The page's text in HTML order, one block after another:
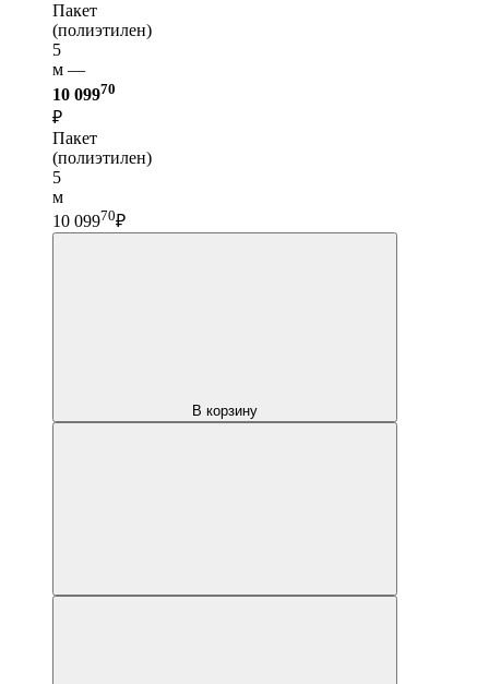
Пакет
(полиэтилен)
5
м —
10 09970
₽
Пакет
(полиэтилен)
5
м
10 09970₽
В корзину